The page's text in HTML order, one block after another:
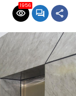
1956